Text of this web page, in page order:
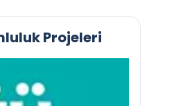
Projeleri